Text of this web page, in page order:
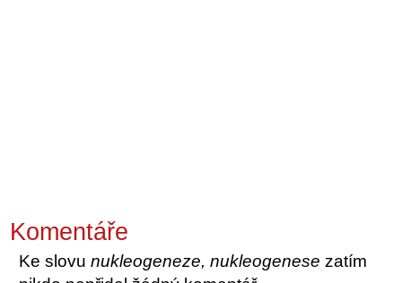
Komentáře
Ke slovunukleogeneze, nukleogenese zatím